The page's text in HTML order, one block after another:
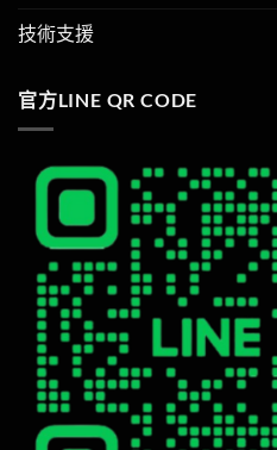
技術支援
官方LINE QR CODE